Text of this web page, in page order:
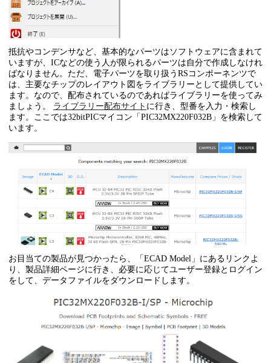
抵抗やコンデンサなど、基本的なパーツはソフトウェアに含まれて
いますが、ICなどの使う人が限られるパーツは自分で作成しなけれ
ばなりません。ただ、電子パーツを取り扱うRSコンポーネンツで
は、主要なチップのレイアウト図をライブラリーとして提供してい
ます。なので、配布されているのであればライブラリーを使ってみ
ましょう。 ライブラリー配布サイト に行き、型番を入力・検索し
ます。ここでは32bitPICマイコン「PIC32MX220F032B」を検索して
います。
お目当ての製品が見つかったら、「ECAD Model」にあるリンクよ
り、製品詳細ページに行き、必要に応じてユーザー登録とログイン
をして、データファイルをダウンロードします。